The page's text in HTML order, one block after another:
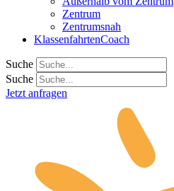
Zentrum
Zentrumsnah
KlassenfahrtenCoach
Suche
Suche
Jetzt anfragen